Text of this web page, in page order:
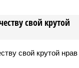
свой крутой